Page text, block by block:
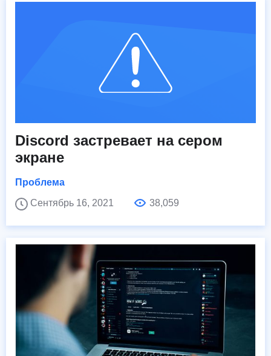
Discord застревает на сером
экране
Проблема
Сентябрь 16, 2021
38,059